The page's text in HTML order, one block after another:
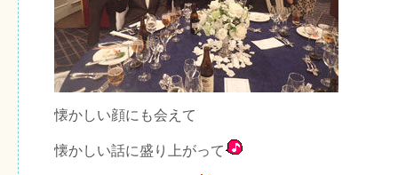
懐かしい顔にも会えて
懐かしい話に盛り上がって